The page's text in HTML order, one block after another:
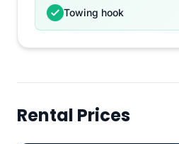
Towing hook
Rental Prices